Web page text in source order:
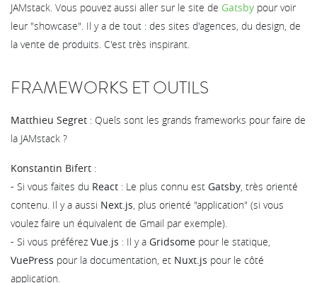
JAMstack. Vous pouvez aussi aller sur le site de Gatsby pour voir
leur "showcase". Il y a de tout : des sites d'agences, du design, de
la vente de produits. C'est très inspirant.
FRAMEWORKS ET OUTILS
Matthieu Segret : Quels sont les grands frameworks pour faire de
la JAMstack ?
Konstantin Bifert :
- Si vous faites du React : Le plus connu est Gatsby, très orienté
contenu. Il y a aussi Next.js, plus orienté "application" (si vous
voulez faire un équivalent de Gmail par exemple).
- Si vous préférez Vue.js : Il y a Gridsome pour le statique,
VuePress pour la documentation, et Nuxt.js pour le côté
application.